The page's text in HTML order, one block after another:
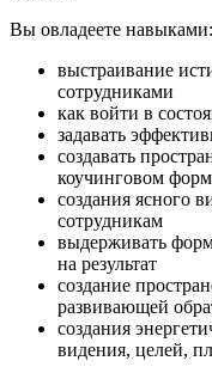
Вы овладеете навыками:
выстраивание
сотрудниками
как войти в
задавать
создавать
коучинговом
создания ясного
сотрудникам
выдерживать
на результат
создание
развивающей
создания
видения, целей,